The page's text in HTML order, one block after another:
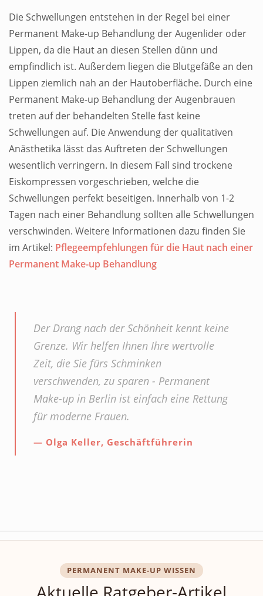
Die Schwellungen entstehen in der Regel bei einer
Permanent Make-up Behandlung der Augenlider oder
Lippen, da die Haut an diesen Stellen dünn und
empfindlich ist. Außerdem liegen die Blutgefäße an den
Lippen ziemlich nah an der Hautoberfläche. Durch eine
Permanent Make-up Behandlung der Augenbrauen
treten auf der behandelten Stelle fast keine
Schwellungen auf. Die Anwendung der qualitativen
Anästhetika lässt das Auftreten der Schwellungen
wesentlich verringern. In diesem Fall sind trockene
Eiskompressen vorgeschrieben, welche die
Schwellungen perfekt beseitigen. Innerhalb von 1-2
Tagen nach einer Behandlung sollten alle Schwellungen
verschwinden. Weitere Informationen dazu finden Sie
im Artikel: Pflegeempfehlungen für die Haut nach einer
Permanent Make-up Behandlung
Der Drang nach der Schönheit kennt keine
Grenze. Wir helfen Ihnen Ihre wertvolle
Zeit, die Sie fürs Schminken
verschwenden, zu sparen - Permanent
Make-up in Berlin ist einfach eine Rettung
für moderne Frauen.
Olga Keller, Geschäftführerin
PERMANENT MAKE-UP WISSEN